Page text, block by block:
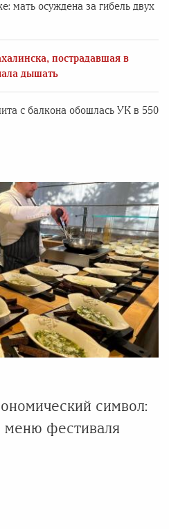
мать осуждена за гибель двух
пострадавшая в
дышать
с балкона обошлась УК в 550
символ:
фестиваля